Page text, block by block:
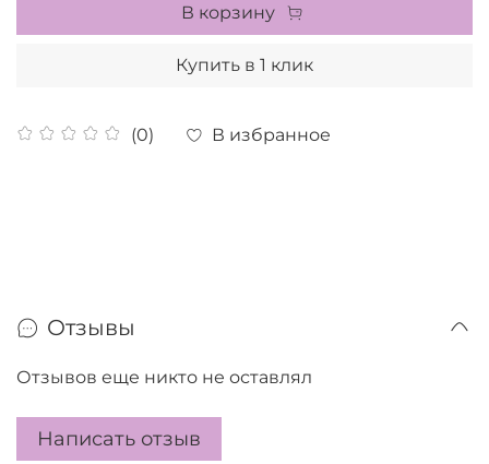
(0) В избранное
В корзину
Купить в 1 клик
Отзывы
Отзывов еще никто не оставлял
Написать отзыв